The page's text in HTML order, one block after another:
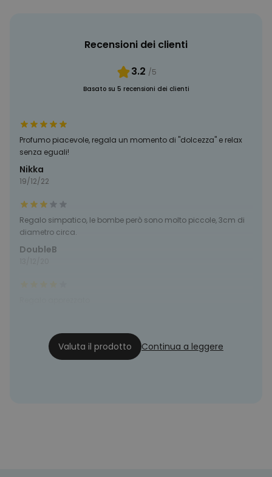
Recensioni dei clienti
3.2 /5
Basato su 5 recensioni dei clienti
Profumo piacevole, regala un momento di "dolcezza" e relax
senza eguali!
Nikka
19/12/22
Regalo simpatico, le bombe però sono molto piccole, 3cm di
diametro circa.
DoubleB
Valuta il prodotto Continua a leggere
MARKETING
NON CLASSIFICATO